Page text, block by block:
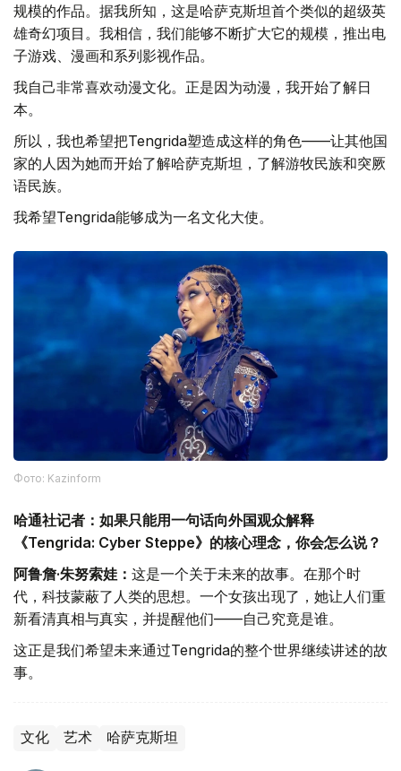
规模的作品。据我所知，这是哈萨克斯坦首个类似的超级英
雄奇幻项目。我相信，我们能够不断扩大它的规模，推出电
子游戏、漫画和系列影视作品。
我自己非常喜欢动漫文化。正是因为动漫，我开始了解日
本。
所以，我也希望把Tengrida塑造成这样的角色——让其他国
家的人因为她而开始了解哈萨克斯坦，了解游牧民族和突厥
语民族。
我希望Tengrida能够成为一名文化大使。
Фото: Kazinform
哈通社记者：如果只能用一句话向外国观众解释
《Tengrida: Cyber Steppe》的核心理念，你会怎么说？
阿鲁詹·朱努索娃： 这是一个关于未来的故事。在那个时
代，科技蒙蔽了人类的思想。一个女孩出现了，她让人们重
新看清真相与真实，并提醒他们——自己究竟是谁。
这正是我们希望未来通过Tengrida的整个世界继续讲述的故
事。
文化 艺术 哈萨克斯坦